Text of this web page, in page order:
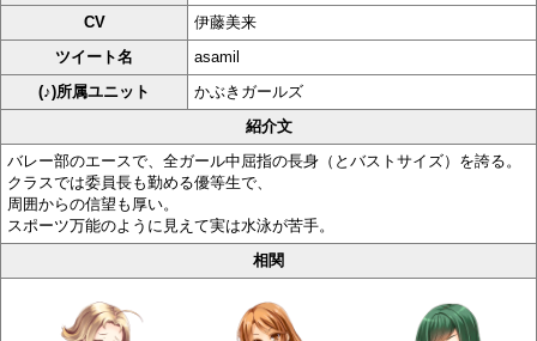
CV
伊藤美来
ツイート名
asamil
(♪)所属ユニット
かぶきガールズ
紹介文
バレー部のエースで、全ガール中屈指の長身（とバストサイズ）を誇る。
クラスでは委員長も勤める優等生で、
周囲からの信望も厚い。
スポーツ万能のように見えて実は水泳が苦手。
相関